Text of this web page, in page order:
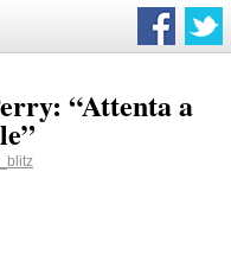
“Attenta a